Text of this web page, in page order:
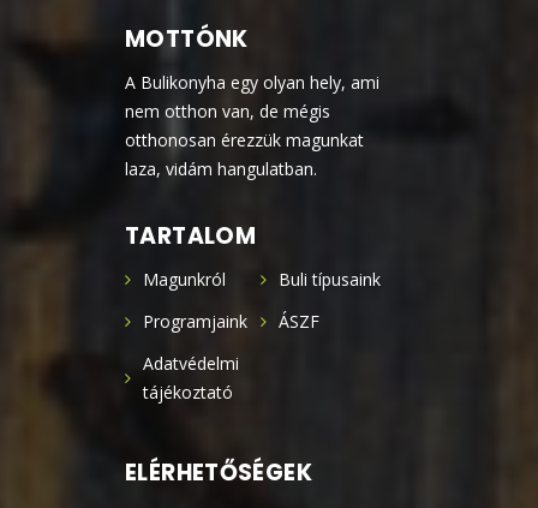
MOTTÓNK
A Bulikonyha egy olyan hely, ami
nem otthon van, de mégis
otthonosan érezzük magunkat
laza, vidám hangulatban.
TARTALOM
Magunkról
Buli típusaink
Programjaink
ÁSZF
Adatvédelmi
tájékoztató
ELÉRHETŐSÉGEK